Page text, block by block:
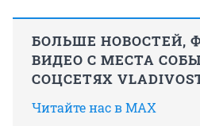
БОЛЬШЕ НОВОСТЕЙ,
ВИДЕО С МЕСТА
СОЦСЕТЯХ
Читайте нас в MAX